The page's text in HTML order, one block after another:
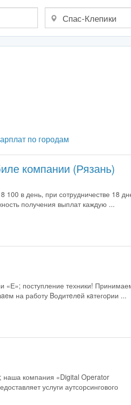
по городам
компании (Рязань)
100 в день, при сотрудничестве 18
получения выплат каждую ...
«Е»; поступление техники!
на работу Bодитeлeй кaтегоpии ...
наша компания «Digital Operator
услуги аутсорсингового